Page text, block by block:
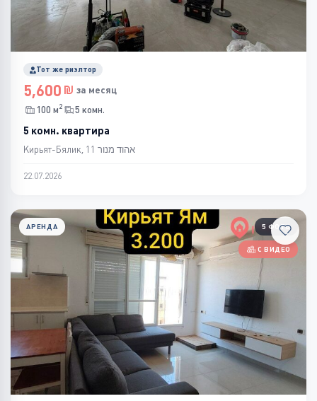
Тот же риэлтор
5,600
за месяц
100 м2 5 комн.
5 комн. квартира
Кирьят-Бялик, אהוד מנור 11
22.07.2026
5 ФОТО
С ВИДЕО
АРЕНДА